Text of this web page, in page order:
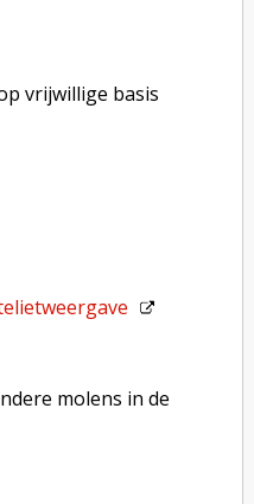
vrijwillige basis
molens in de